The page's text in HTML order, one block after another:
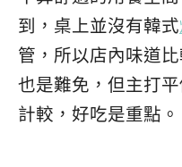
到，桌上並沒有韓式
管，所以店內味道
也是難免，但主打
計較，好吃是重點。